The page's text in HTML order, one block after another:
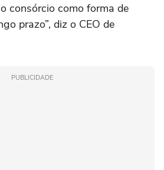
consórcio como forma de
prazo”, diz o CEO de
PUBLICIDADE